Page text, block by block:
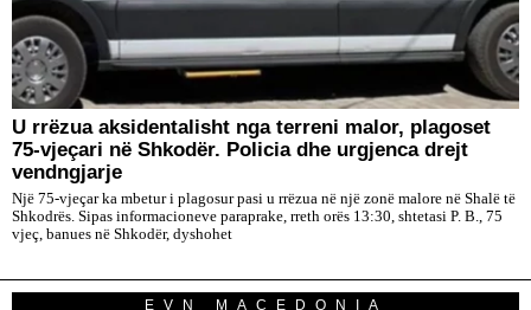
U rrëzua aksidentalisht nga terreni malor, plagoset
75-vjeçari në Shkodër. Policia dhe urgjenca drejt
vendngjarje
Një 75-vjeçar ka mbetur i plagosur pasi u rrëzua në një zonë malore në Shalë të
Shkodrës. Sipas informacioneve paraprake, rreth orës 13:30, shtetasi P. B., 75
vjeç, banues në Shkodër, dyshohet
EVN MACEDONIA